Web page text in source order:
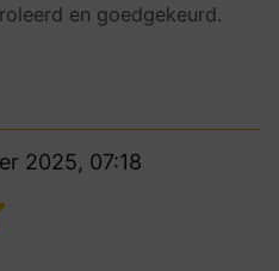
en goedgekeurd.
2025, 07:18